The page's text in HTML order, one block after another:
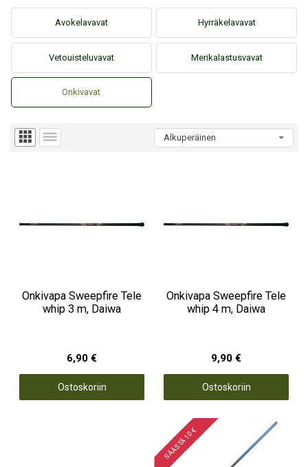
Avokelavavat Hyrräkelavavat
Vetouisteluvavat Merikalastusvavat
Onkivavat
Onkivapa Sweepfire Tele
whip 3 m, Daiwa
6,90 €
Ostoskoriin
Onkivapa Sweepfire Tele
whip 4 m, Daiwa
9,90 €
Ostoskoriin
SÄÄSTÄ 10 €